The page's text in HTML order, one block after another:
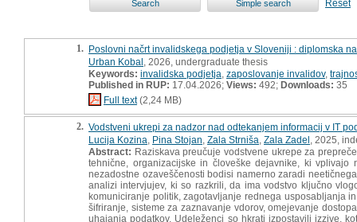
Reset
1. Poslovni načrt invalidskega podjetja v Sloveniji : diplomska
Urban Kobal , 2026, undergraduate thesis
Keywords: invalidska podjetja zaposlovanje invalidov,
Published in RUP: 17.04.2026; Views: 492; Downloads: 35
Full text(2,24 MB)
2. Vodstveni ukrepi za nadzor nad odtekanjem informacij v IT
Lucija Kozina Pina Stojan Zala Strniša Zala Zadel , 2025,
Abstract: Raziskava preučuje vodstvene ukrepe za
tehnične, organizacijske in človeške dejavnike, ki
nezadostne ozaveščenosti bodisi namerno zaradi
analizi intervjujev, ki so razkrili, da ima vodstvo ključno
komuniciranje politik, zagotavljanje rednega usposabljanja
šifriranje, sisteme za zaznavanje vdorov, omejevanje
uhajanja podatkov. Udeleženci so hkrati izpostavili izzive,